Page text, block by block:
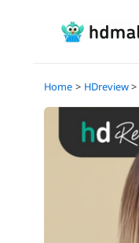
Home HDreview